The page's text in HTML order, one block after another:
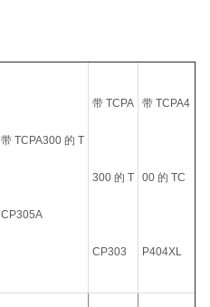
带 TCPA300 的 T
CP305A
带 TCPA
300 的 T
CP303
带 TCPA4
00 的 TC
P404XL